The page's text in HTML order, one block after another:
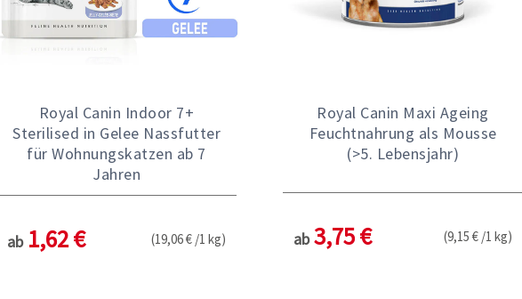
Royal Canin Indoor 7+
Sterilised in Gelee Nassfutter
für Wohnungskatzen ab 7
Jahren
ab 1,62 € (19,06 € /1 kg)
Royal Canin Maxi Ageing
Feuchtnahrung als Mousse
(>5. Lebensjahr)
ab 3,75 € (9,15 € /1 kg)